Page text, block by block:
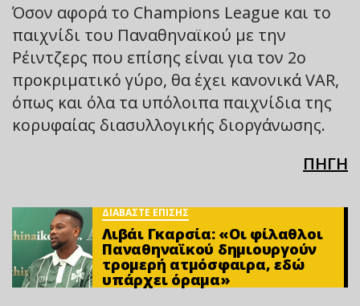
Όσον αφορά το Champions League και το
παιχνίδι του Παναθηναϊκού με την
Ρέιντζερς που επίσης είναι για τον 2ο
προκριματικό γύρο, θα έχει κανονικά VAR,
όπως και όλα τα υπόλοιπα παιχνίδια της
κορυφαίας διασυλλογικής διοργάνωσης.
ΠΗΓΗ
ΔΙΑΒΑΣΤΕ ΕΠΙΣΗΣ
Λιβάι Γκαρσία: «Οι φίλαθλοι
Παναθηναϊκού δημιουργούν
τρομερή ατμόσφαιρα, εδώ
υπάρχει όραμα»